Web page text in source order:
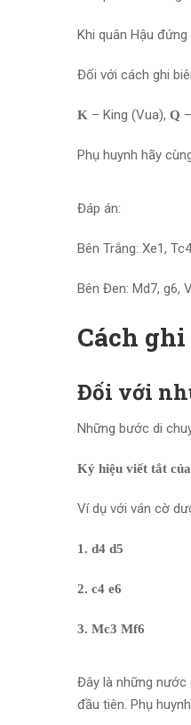
Khi quân Hậu
Đối với cách ghi
K – King (Vua), Q
Phụ huynh hãy
Đáp án:
Bên Trắng: Xe1,
Bên Đen: Md7, g6,
Cách
Đối với
Những bước di
Ký hiệu viết tắt
Ví dụ với ván cờ
1. d4 d5
2. c4 e6
3. Mc3 Mf6
Đây là những nước
đầu tiên. Phụ